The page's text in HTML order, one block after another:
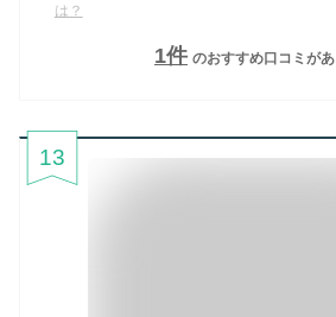
は？
1件 のおすすめ口コミが
13